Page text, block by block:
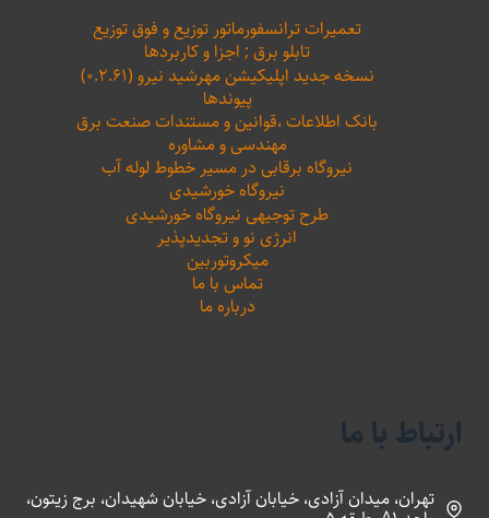
تعمیرات ترانسفورماتور توزیع و فوق توزیع
تابلو برق ; اجزا و کاربردها
نسخه جدید اپلیکیشن مهرشید نیرو (۰.۲.۶۱)
پیوندها
بانک اطلاعات ،‌قوانین و مستندات صنعت برق
مهندسی و مشاوره
نیروگاه برقابی در مسیر خطوط لوله آب
نیروگاه خورشیدی
طرح توجیهی نیروگاه خورشیدی
انرژی نو و تجدیدپذیر
میکروتوربین
تماس با ما
درباره ما
ارتباط با ما
تهران، میدان آزادی، خیابان آزادی، خیابان شهیدان، برج زیتون،